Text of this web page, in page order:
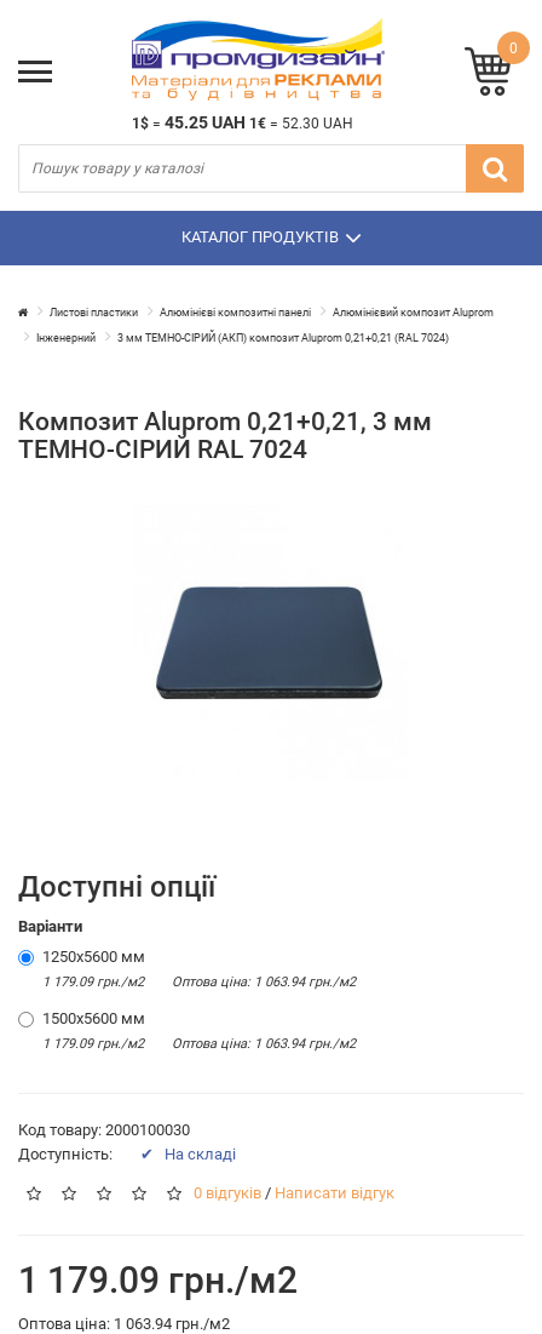
1$ = 45.25 UAH 1€ = 52.30 UAH
0
КАТАЛОГ ПРОДУКТІВ
Листові пластики Алюмінієві композитні панелі Алюмінієвий композит Aluprom
Інженерний 3 мм ТЕМНО-СІРИЙ (АКП) композит Aluprom 0,21+0,21 (RAL 7024)
Композит Aluprom 0,21+0,21, 3 мм
ТЕМНО-СІРИЙ RAL 7024
Доступні опції
Варіанти
1250x5600 мм
1 179.09 грн./м2 Оптова цiна: 1 063.94 грн./м2
1500x5600 мм
1 179.09 грн./м2 Оптова цiна: 1 063.94 грн./м2
Код товару: 2000100030
Доступність:
✔ На складі
0 відгуків / Написати відгук
1 179.09 грн./м2
Оптова цiна: 1 063.94 грн./м2